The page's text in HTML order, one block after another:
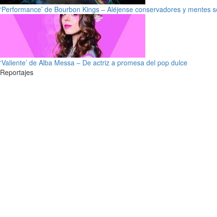
‘Performance’ de Bourbon Kings – Aléjense conservadores y mentes
‘Valiente’ de Alba Messa – De actriz a promesa del pop dulce
Reportajes